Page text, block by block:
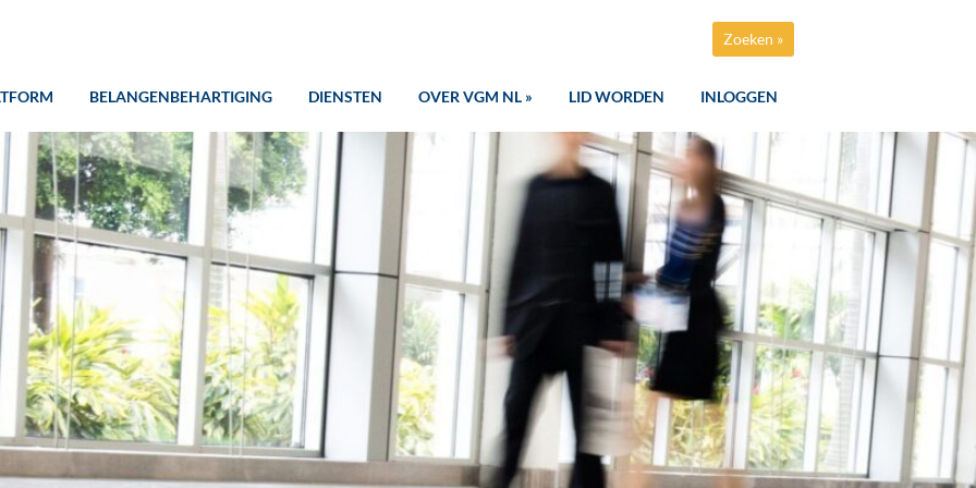
Zoeken »
BELANGENBEHARTIGING DIENSTEN OVER VGM NL » LID WORDEN INLOGGEN